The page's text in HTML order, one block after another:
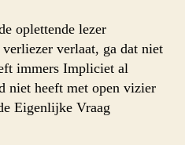
oplettende lezer
verlaat, ga dat niet
immers Impliciet al
niet heeft met open vizier
Eigenlijke Vraag